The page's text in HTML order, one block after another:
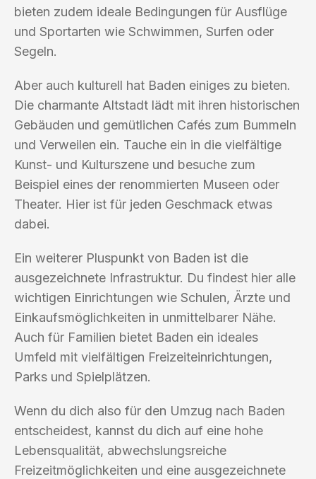
bieten zudem ideale Bedingungen für Ausflüge
und Sportarten wie Schwimmen, Surfen oder
Segeln.
Aber auch kulturell hat Baden einiges zu bieten.
Die charmante Altstadt lädt mit ihren historischen
Gebäuden und gemütlichen Cafés zum Bummeln
und Verweilen ein. Tauche ein in die vielfältige
Kunst- und Kulturszene und besuche zum
Beispiel eines der renommierten Museen oder
Theater. Hier ist für jeden Geschmack etwas
dabei.
Ein weiterer Pluspunkt von Baden ist die
ausgezeichnete Infrastruktur. Du findest hier alle
wichtigen Einrichtungen wie Schulen, Ärzte und
Einkaufsmöglichkeiten in unmittelbarer Nähe.
Auch für Familien bietet Baden ein ideales
Umfeld mit vielfältigen Freizeiteinrichtungen,
Parks und Spielplätzen.
Wenn du dich also für den Umzug nach Baden
entscheidest, kannst du dich auf eine hohe
Lebensqualität, abwechslungsreiche
Freizeitmöglichkeiten und eine ausgezeichnete